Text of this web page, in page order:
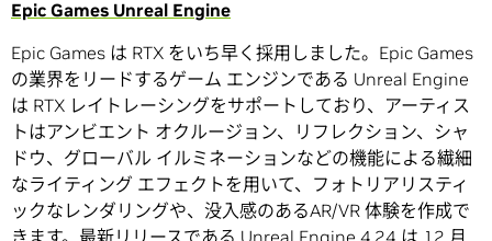
Epic Games Unreal Engine
Epic Games は RTX をいち早く採用しました。Epic Games
の業界をリードするゲーム エンジンである Unreal Engine
は RTX レイトレーシングをサポートしており、アーティス
トはアンビエント オクルージョン、リフレクション、シャ
ドウ、グローバル イルミネーションなどの機能による繊細
なライティング エフェクトを用いて、フォトリアリスティ
ックなレンダリングや、没入感のあるAR/VR 体験を作成で